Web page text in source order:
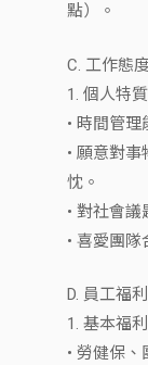
點）。
C. 工作態
1. 個人特質
• 時間管
• 願意對
忱。
• 對社會
• 喜愛團
D. 員工福利
1. 基本福利
• 勞健保